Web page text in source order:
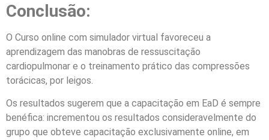
Conclusão:
O Curso online com simulador virtual favoreceu a
aprendizagem das manobras de ressuscitação
cardiopulmonar e o treinamento prático das compressões
torácicas, por leigos.
Os resultados sugerem que a capacitação em EaD é sempre
benéfica: incrementou os resultados consideravelmente do
grupo que obteve capacitação exclusivamente online, em